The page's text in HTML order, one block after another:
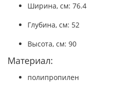
Ширина, см: 76.4
Глубина, см: 52
Высота, см: 90
Материал:
полипропилен